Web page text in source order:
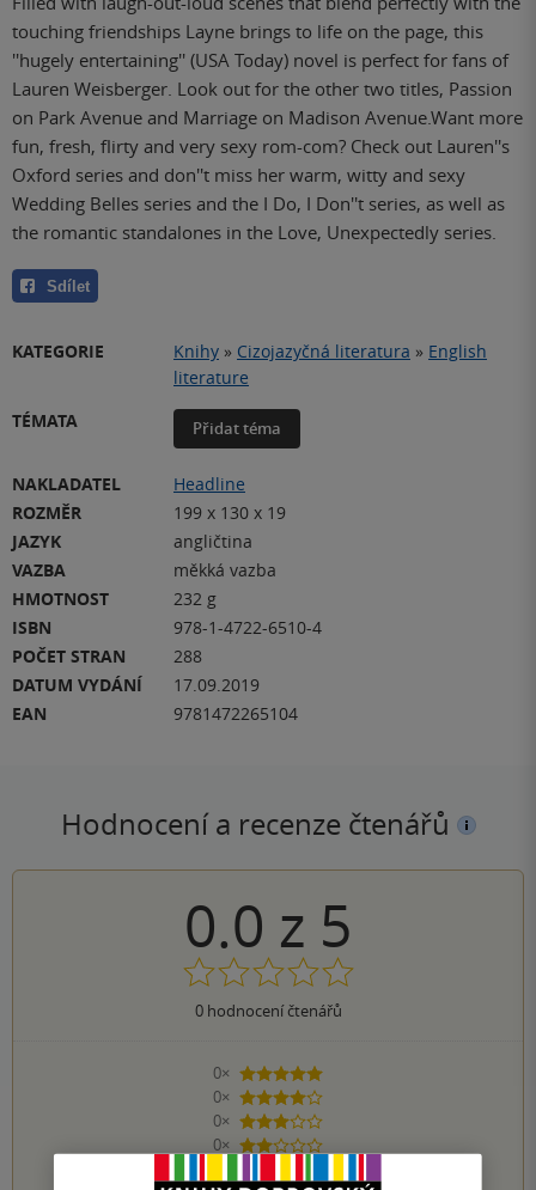
touching friendships Layne brings to life on the page, this
''hugely entertaining'' (USA Today) novel is perfect for fans of
Lauren Weisberger. Look out for the other two titles, Passion
on Park Avenue and Marriage on Madison Avenue.Want more
fun, fresh, flirty and very sexy rom-com? Check out Lauren''s
Oxford series and don''t miss her warm, witty and sexy
Wedding Belles series and the I Do, I Don''t series, as well as
the romantic standalones in the Love, Unexpectedly series.
Sdílet
KATEGORIE Knihy » Cizojazyčná literatura » English
literature
TÉMATA
Přidat téma
NAKLADATEL
Headline
ROZMĚR
199 x 130 x 19
JAZYK
angličtina
VAZBA
měkká vazba
HMOTNOST
232 g
ISBN
978-1-4722-6510-4
POČET STRAN
288
DATUM VYDÁNÍ
17.09.2019
EAN
9781472265104
Hodnocení a recenze čtenářů
0.0 z 5
0hodnocení čtenářů
0×
5 hvězdiček
0×
4 hvězdičky
0×
3 hvězdičky
0×
2 hvězdičky